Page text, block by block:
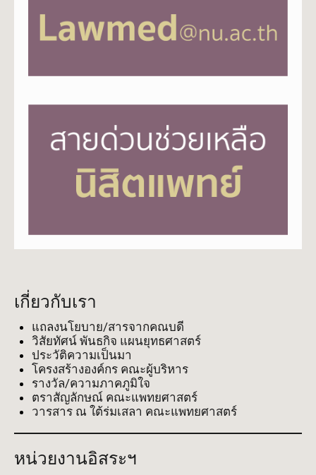
เกี่ยวกับเรา
แถลงนโยบาย/สารจากคณบดี
วิสัยทัศน์ พันธกิจ แผนยุทธศาสตร์
ประวัติความเป็นมา
โครงสร้างองค์กร คณะผู้บริหาร
รางวัล/ความภาคภูมิใจ
ตราสัญลักษณ์ คณะแพทยศาสตร์
วารสาร ณ ใต้ร่มเสลา คณะแพทยศาสตร์
หน่วยงานอิสระฯ